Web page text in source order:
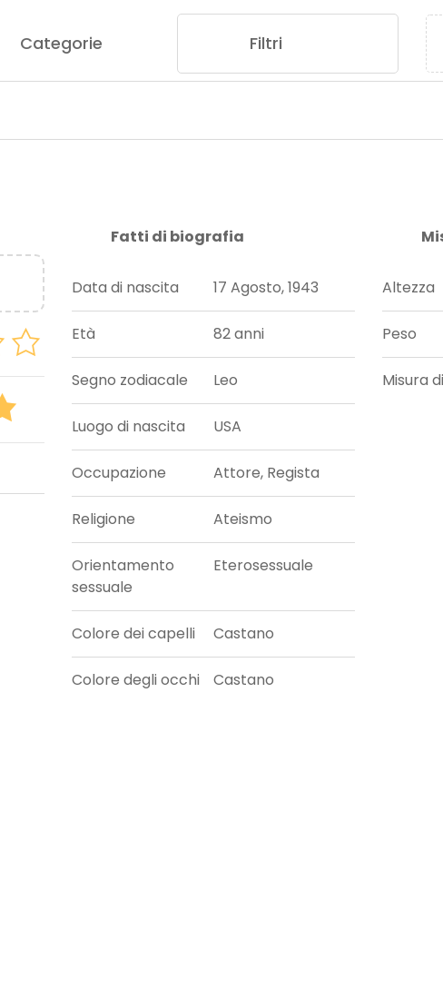
Categorie Filtri
Fatti di biografia
Data di nascita 17 Agosto, 1943
Età 82 anni
Segno zodiacale Leo
Luogo di nascita USA
Occupazione Attore, Regista
Religione Ateismo
Orientamento
sessuale
Eterosessuale
Colore dei capelli Castano
Colore degli occhi Castano
Altezza
Peso
Misura